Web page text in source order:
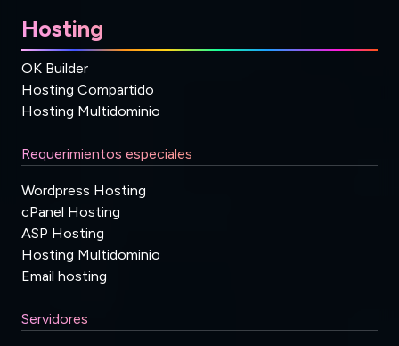
Hosting
OK Builder
Hosting Compartido
Hosting Multidominio
Requerimientos especiales
Wordpress Hosting
cPanel Hosting
ASP Hosting
Hosting Multidominio
Email hosting
Servidores